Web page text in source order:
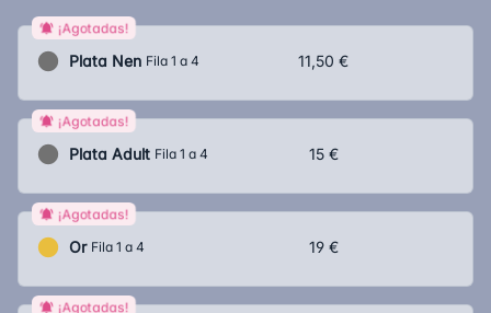
Plata Nen Fila 1 a 4 11,50 €
¡Agotadas!
Plata Adult Fila 1 a 4 15 €
¡Agotadas!
Or Fila 1 a 4 19 €
¡Agotadas!
¡Agotadas!